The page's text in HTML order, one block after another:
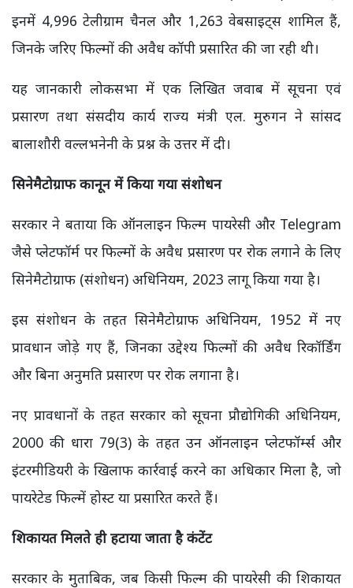
इनमें 4,996 टेलीग्राम चैनल और 1,263 वेबसाइट्स शामिल हैं,
जिनके जरिए फिल्मों की अवैध कॉपी प्रसारित की जा रही थी।
यह जानकारी लोकसभा में एक लिखित जवाब में सूचना एवं
प्रसारण तथा संसदीय कार्य राज्य मंत्री एल. मुरुगन ने सांसद
बालाशौरी वल्लभनेनी के प्रश्न के उत्तर में दी।
सिनेमैटोग्राफ कानून में किया गया संशोधन
सरकार ने बताया कि ऑनलाइन फिल्म पायरेसी और Telegram
जैसे प्लेटफॉर्म पर फिल्मों के अवैध प्रसारण पर रोक लगाने के लिए
सिनेमैटोग्राफ (संशोधन) अधिनियम, 2023 लागू किया गया है।
इस संशोधन के तहत सिनेमैटोग्राफ अधिनियम, 1952 में नए
प्रावधान जोड़े गए हैं, जिनका उद्देश्य फिल्मों की अवैध रिकॉर्डिंग
और बिना अनुमति प्रसारण पर रोक लगाना है।
नए प्रावधानों के तहत सरकार को सूचना प्रौद्योगिकी अधिनियम,
2000 की धारा 79(3) के तहत उन ऑनलाइन प्लेटफॉर्म्स और
इंटरमीडियरी के खिलाफ कार्रवाई करने का अधिकार मिला है, जो
पायरेटेड फिल्में होस्ट या प्रसारित करते हैं।
शिकायत मिलते ही हटाया जाता है कंटेंट
सरकार के मुताबिक, जब किसी फिल्म की पायरेसी की शिकायत